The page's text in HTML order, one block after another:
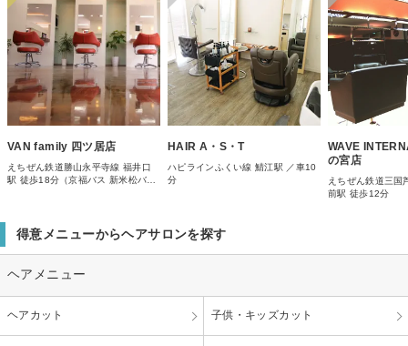
VAN family 四ツ居店
えちぜん鉄道勝山永平寺線 福井口
駅 徒歩18分（京福バス 新米松バス
HAIR A・S・T
ハピラインふくい線 鯖江駅 ／車10
分
WAVE
の宮店
えちぜん鉄道三国
前駅 徒歩12分
得意メニューからヘアサロンを探す
ヘアメニュー
ヘアカット 子供・キッズカット